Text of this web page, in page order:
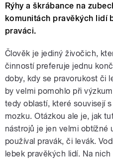
Rýhy a škrábance na
komunitách pravěkých lidí
praváci.
Člověk je jediný živočich,
činností preferuje jednu
doby, kdy se pravorukost či
by velmi pomohlo při
tedy oblastí, které souvisejí
mozku. Otázkou ale je, jak
nástrojů je jen velmi obtížné
používal pravák, či levák.
lebek pravěkých lidí. Na